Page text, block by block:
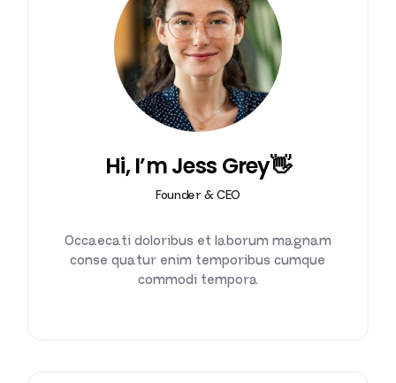
Hi, I’m Jess Grey👋
Founder & CEO
Occaecati doloribus et laborum magnam
conse quatur enim temporibus cumque
commodi tempora